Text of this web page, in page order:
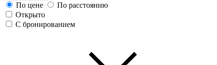
По цене
По расстоянию
Открыто
С бронированием